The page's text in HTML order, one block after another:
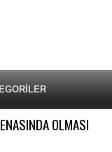
OLMASI